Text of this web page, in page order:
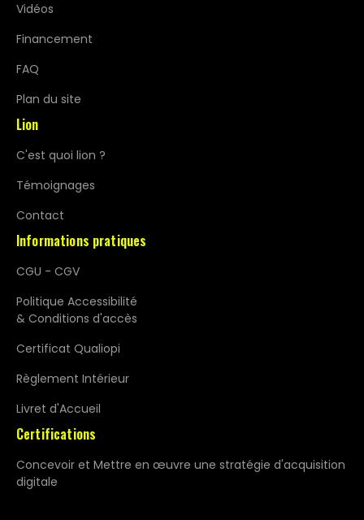
Vidéos
Financement
FAQ
Plan du site
Lion
C'est quoi lion ?
Témoignages
Contact
Informations pratiques
CGU - CGV
Politique Accessibilité
& Conditions d'accès
Certificat Qualiopi
Règlement Intérieur
Livret d'Accueil
Certifications
Concevoir et Mettre en œuvre une stratégie d'acquisition
digitale